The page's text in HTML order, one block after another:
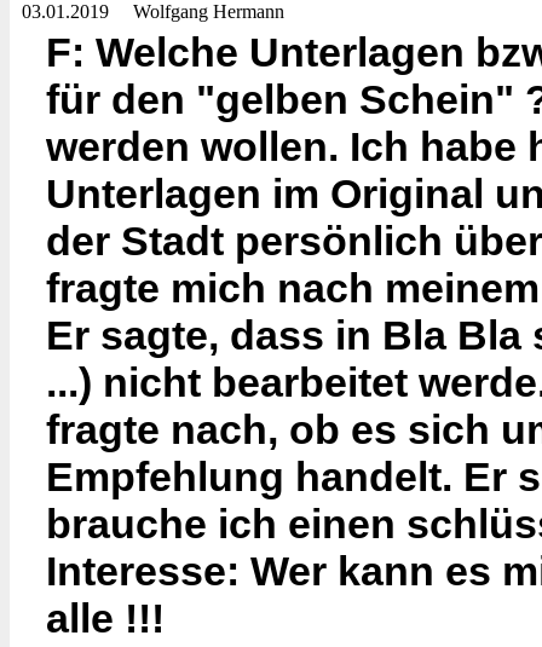
03.01.2019 Wolfgang Hermann
F: Welche Unterlagen
für den "gelben Schein"
werden wollen. Ich habe
Unterlagen im Original
der Stadt persönlich
fragte mich nach
Er sagte, dass in Bla
...) nicht bearbeitet
fragte nach, ob es sich
Empfehlung handelt. Er
brauche ich einen
Interesse: Wer kann es
alle !!!